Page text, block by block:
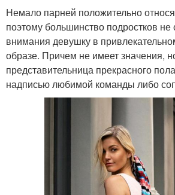
Немало парней положительно
поэтому большинство подростков не
внимания девушку в
образе. Причем не имеет значения,
представительница прекрасного
надписью любимой команды либо